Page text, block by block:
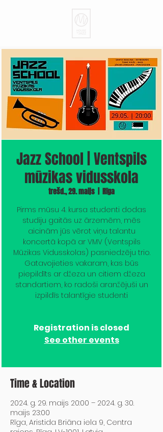
Jazz School | Ventspils
mūzikas vidusskola
trešd., 29. maijs Rīga
Pirms mūsu 4. kursa studenti dodas
studiju gaitās uz ārzemēm, mēs
aicinām jūs vērot viņu talantu
koncertā kopā ar VMV (Ventspils
Mūzikas Vidusskolas) pasniedzēju trio.
Gatavojieties vakaram, kas būs
piepildīts ar džeza un citiem džeza
standartiem, ko radoši aranžējuši un
izpildīs talantīgie studenti
Registration is closed
See other events
Time & Location
2024. g. 29. maijs 20:00 – 2024. g. 30.
maijs 23:00
Rīga, Aristida Briāna iela 9, Centra